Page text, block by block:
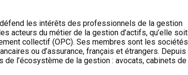
les intérêts des professionnels de la gestion
acteurs du métier de la gestion d’actifs, qu’elle soit
collectif (OPC). Ses membres sont les sociétés
ou d’assurance, français et étrangers. Depuis
de l’écosystème de la gestion : avocats, cabinets de